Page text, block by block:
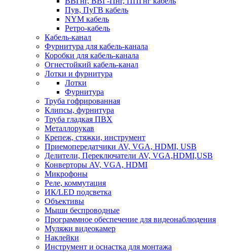
Пув, ПуГВ кабель
NYM кабель
Ретро-кабель
Кабель-канал
Фурнитура для кабель-канала
Коробки для кабель-канала
Огнестойкий кабель-канал
Лотки и фурнитура
Лотки
Фурнитура
Труба гофрированная
Клипсы, фурнитура
Труба гладкая ПВХ
Металлорукав
Крепеж, стяжки, инструмент
Приемопередатчики AV, VGA, HDMI, USB
Делители, Переключатели AV, VGA,HDMI,USB
Конверторы AV, VGA, HDMI
Микрофоны
Реле, коммутация
ИК/LED подсветка
Объективы
Мыши беспроводные
Программное обеспечение для видеонаблюдения
Муляжи видеокамер
Наклейки
Инструмент и оснастка для монтажа